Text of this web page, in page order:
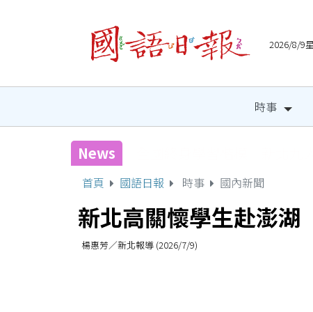
2026/8/9
時事
News
首頁 國語日報 時事 國內新聞
新北高關懷學生赴澎
楊惠芳／新北報導 (2026/7/9)